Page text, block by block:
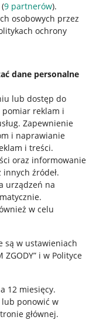
9 partnerów).
osobowych przez
ochrony
dane personalne
lub dostęp do
pomiar reklam i
. Zapewnienie
i naprawianie
i treści.
oraz informowanie
innych źródeł.
urządzeń na
.
w celu
są w ustawieniach
i w Polityce
12 miesięcy.
lub ponowić w
głównej.